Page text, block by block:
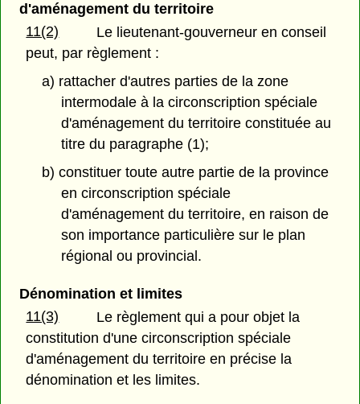
d'aménagement du territoire
11(2)
Le lieutenant-gouverneur en conseil
peut, par règlement :
a) rattacher d'autres parties de la zone
intermodale à la circonscription spéciale
d'aménagement du territoire constituée au
titre du paragraphe (1);
b) constituer toute autre partie de la province
en circonscription spéciale
d'aménagement du territoire, en raison de
son importance particulière sur le plan
régional ou provincial.
Dénomination et limites
11(3)
Le règlement qui a pour objet la
constitution d'une circonscription spéciale
d'aménagement du territoire en précise la
dénomination et les limites.